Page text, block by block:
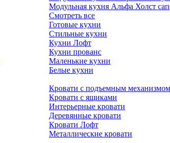
Модульная кухня Альфа Холст
Смотреть все
Готовые кухни
Стильные кухни
Кухни Лофт
Кухни прованс
Маленькие кухни
Белые кухни
Кровати с подъемным механизмом
Кровати с ящиками
Интерьерные кровати
Деревянные кровати
Кровати Лофт
Металлические кровати